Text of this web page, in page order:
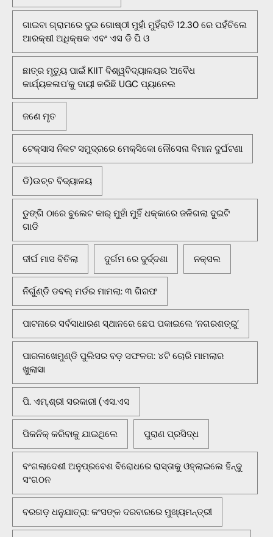
ଗାଇବା ଗ୍ରାମରେ ଦୁଇ ଗୋଷ୍ଠୀ ମୁହାଁ ମୁହିଁରାତି 12.30 ରେ ପହଁଚିଲେ
ଆରକ୍ଷୀ ଅଧିକ୍ଷକ ଏବଂ ଏସ ଡି ପି ଓ
ଛାତ୍ର ମୃତ୍ୟୁ ପାଇଁ KIIT ବିଶ୍ୱବିଦ୍ୟାଳୟର 'ଅବୈଧ
କାର୍ଯ୍ୟକଳାପ'କୁ ଦାୟୀ କରିଛି UGC ପ୍ୟାନେଲ
ଜଣେ ମୃତ
ଟେକ୍ସାସ ନିକଟ ସମୁଦ୍ରରେ ମେକ୍ସିକୋ ନୌସେନା ବିମାନ ଦୁର୍ଘଟଣା
ଡି)ଉଚ୍ଚ ବିଦ୍ୟାଳୟ
ଡୁଙ୍ଗି ଠାରେ ବୁଲେଟ କାର୍ ମୁହାଁ ମୁହିଁ ଧକ୍କାରେ ଜଳିଗଲା ଦୁଇଟି
ଗାଡି
ଦୀର୍ଘ ମାସ ବିତିଲା ଦୁର୍ଗମ ରେ ଦୁର୍ଦ୍ଦଶା ନକ୍ସଲ
ନିର୍ଗୁଣ୍ଡି ଡବଲ୍ ମର୍ଡର ମାମଲା: ୩ ଗିରଫ
ପାଟନାରେ ସର୍ବସାଧାରଣ ସ୍ଥାନରେ ଛେପ ପକାଇଲେ ‘ନଗରଶତ୍ରୁ’
ପାରଳାଖେମୁଣ୍ଡି ପୁଲିସର ବଡ଼ ସଫଳତା: ୪ଟି ଚୋରି ମାମଲାର
ଖୁଲାସା
ପି. ଏମ୍.ଶ୍ରୀ ସରକାରୀ (ଏସ.ଏସ
ପିକନିକ୍‌ କରିବାକୁ ଯାଇଥିଲେ ପୁରାଣ ପ୍ରସିଦ୍ଧ
ବଂଗଲାଦେଶୀ ଅନୁପ୍ରବେଶ ବିରୋଧରେ ରାସ୍ତାକୁ ଓହ୍ଲାଇଲେ ହିନ୍ଦୁ
ସଂଗଠନ
ବରଗଡ଼ ଧନୁଯାତ୍ରା: କଂସଙ୍କ ଦରବାରରେ ମୁଖ୍ୟମନ୍ତ୍ରୀ